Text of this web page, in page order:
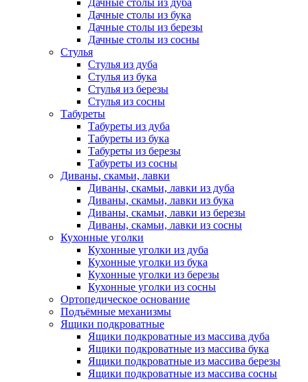
Дачные столы из дуба
Дачные столы из бука
Дачные столы из березы
Дачные столы из сосны
Стулья
Стулья из дуба
Стулья из бука
Стулья из березы
Стулья из сосны
Табуреты
Табуреты из дуба
Табуреты из бука
Табуреты из березы
Табуреты из сосны
Диваны, скамьи, лавки
Диваны, скамьи, лавки из дуба
Диваны, скамьи, лавки из бука
Диваны, скамьи, лавки из березы
Диваны, скамьи, лавки из сосны
Кухонные уголки
Кухонные уголки из дуба
Кухонные уголки из бука
Кухонные уголки из березы
Кухонные уголки из сосны
Ортопедическое основание
Подъёмные механизмы
Ящики подкроватные
Ящики подкроватные из массива дуба
Ящики подкроватные из массива бука
Ящики подкроватные из массива березы
Ящики подкроватные из массива сосны